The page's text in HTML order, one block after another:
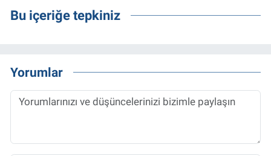
Bu içeriğe tepkiniz
Yorumlar